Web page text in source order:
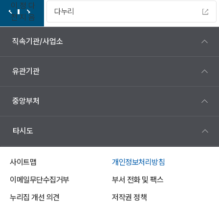
이
전
정
지
다
음
LX지적측량 바로처리센터
직속기관/사업소
유관기관
중앙부처
타시도
사이트맵
개인정보처리방침
이메일무단수집거부
부서 전화 및 팩스
누리집 개선 의견
저작권 정책